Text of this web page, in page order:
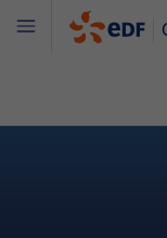
Menu